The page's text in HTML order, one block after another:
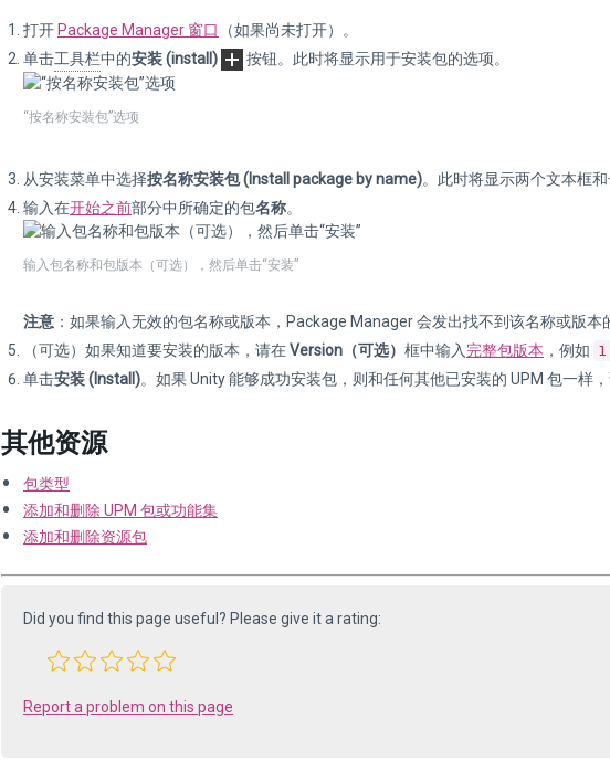
打开 Package Manager 窗口
（如果尚未打开）。
单击工具栏中的安装 (install) 按钮。此时将显示用于安装包的选项。
“按名称安装包”选项
从安装菜单中选择按名称安装包 (Install package by name)。此时将显示两个文本框
输入在开始之前部分中所确定的包名称。
输入包名称和包版本（可选），然后单击“安装”
注意 ：如果输入无效的包名称或版本，Package Manager 会发出找不到该名称或版本
（可选）如果知道要安装的版本，请在Version（可选） 框中输入 完整包版本 ，例如
单击安装 (Install)。如果 Unity 能够成功安装包，则和任何其他已安装的 UPM 包一样
其他资源
包类型
添加和删除 UPM 包或功能集
添加和删除资源包
Did you find this page useful? Please give it a rating:
Report a problem on this page